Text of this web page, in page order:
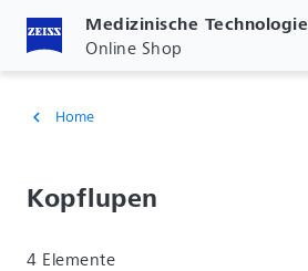
Medizinische Technologie
Online Shop
chevron_left Home
Kopflupen
4 Elemente